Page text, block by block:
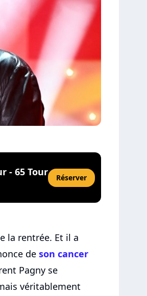
- 65 Tour Réserver
la rentrée. Et il a
de son cancer
Pagny se
véritablement